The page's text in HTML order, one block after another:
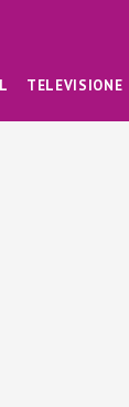
TELEVISIONE